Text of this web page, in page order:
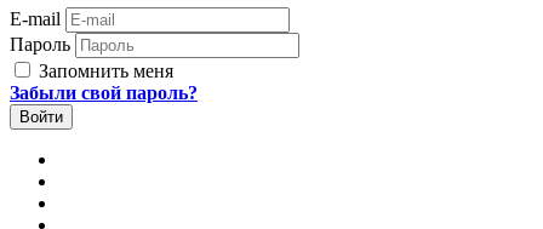
E-mail
Пароль
Запомнить меня
Забыли свой пароль?